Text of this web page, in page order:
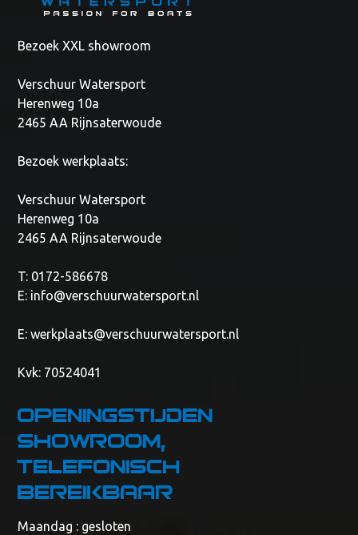
Bezoek XXL showroom
Verschuur Watersport
Herenweg 10a
2465 AA Rijnsaterwoude
Bezoek werkplaats:
Verschuur Watersport
Herenweg 10a
2465 AA Rijnsaterwoude
T: 0172-586678
E: info@verschuurwatersport.nl
E:werkplaats@verschuurwatersport.nl
Kvk: 70524041
Openingstijden
showroom,
telefonisch
bereikbaar
Maandag : gesloten